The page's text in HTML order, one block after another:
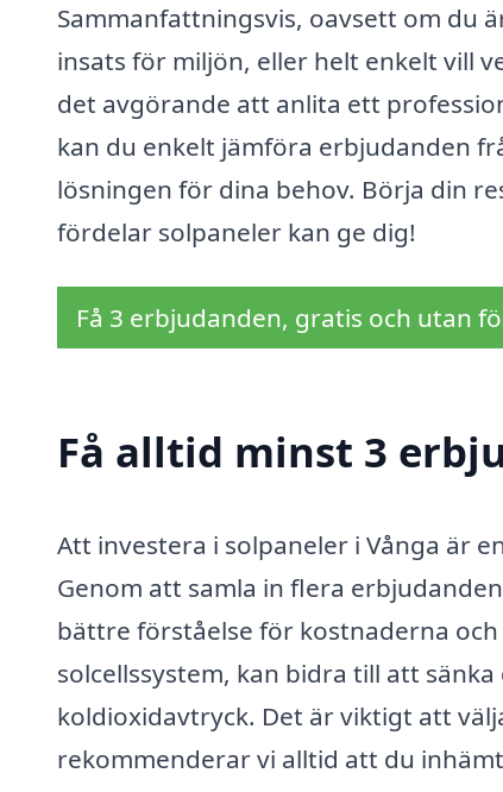
Sammanfattningsvis, oavsett om du
insats för miljön, eller helt enkelt vill
det avgörande att anlita ett
kan du enkelt jämföra erbjudanden
lösningen för dina behov. Börja din
fördelar solpaneler kan ge dig!
Få 3 erbjudanden, gratis och utan
Få alltid minst 3
Att investera i solpaneler i Vånga är
Genom att samla in flera
bättre förståelse för kostnaderna
solcellssystem, kan bidra till att
koldioxidavtryck. Det är viktigt att
rekommenderar vi alltid att du